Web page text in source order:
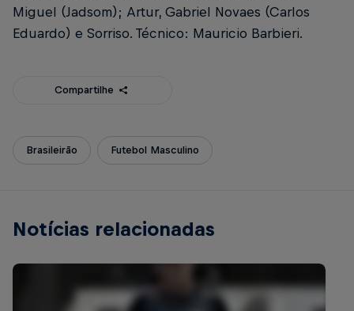
Miguel (Jadsom); Artur, Gabriel Novaes (Carlos
Eduardo) e Sorriso. Técnico: Mauricio Barbieri.
Compartilhe
Brasileirão Futebol Masculino
Notícias relacionadas